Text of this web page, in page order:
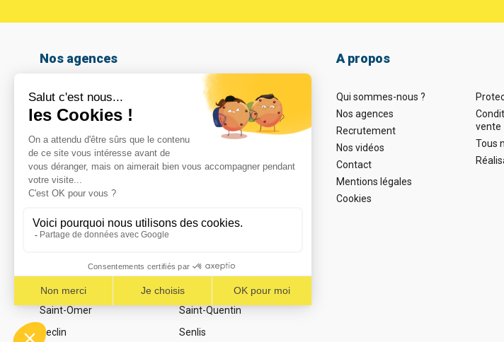
Nos agences
Amiens
Armentières
Arras
Beauvais
Boulogne-sur-mer
Calais
Cambrai
Coignières
Le Havre
Lomme
Noeux les mines
Noyelles-Godault
Reims – Croix Blandin
Reims – La Neuvillette
Saint-Omer
Saint-Quentin
Seclin
Senlis
A propos
Qui sommes-nous ?
Nos agences
Recrutement
Nos vidéos
Contact
Mentions légales
Cookies
vente
Tous